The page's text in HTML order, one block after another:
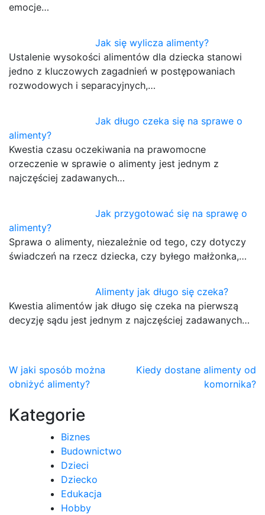
emocje…
Jak się wylicza alimenty?
Ustalenie wysokości alimentów dla dziecka stanowi
jedno z kluczowych zagadnień w postępowaniach
rozwodowych i separacyjnych,…
Jak długo czeka się na sprawe o
alimenty?
Kwestia czasu oczekiwania na prawomocne
orzeczenie w sprawie o alimenty jest jednym z
najczęściej zadawanych…
Jak przygotować się na sprawę o
alimenty?
Sprawa o alimenty, niezależnie od tego, czy dotyczy
świadczeń na rzecz dziecka, czy byłego małżonka,…
Alimenty jak długo się czeka?
Kwestia alimentów jak długo się czeka na pierwszą
decyzję sądu jest jednym z najczęściej zadawanych…
Nawigacja
wpisu
W jaki sposób można
obniżyć alimenty?
Kiedy dostane alimenty od
komornika?
Kategorie
Biznes
Budownictwo
Dzieci
Dziecko
Edukacja
Hobby